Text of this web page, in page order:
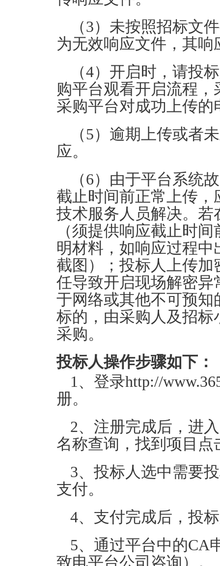
（3）未按照招标文
为无效响应文件，其响
（4）开启时，请投
购平台观看开启流程
采购平台对成功上传
（5）逾期上传或者
应。
（6）由于平台系统
截止时间前正常上传
技术服务人员解决。
（须提供响应截止时
明材料，如响应过程
截图）；投标人上传
任导致开启现场解密
于网络或其他不可预
标的，由采购人及招
采购。
投标人操作步骤如下：
1、登录http://
册。
2、注册完成后，进
名称查询，找到项目点
3、投标人选中需要
支付。
4、支付完成后，投
5、通过平台中的CA
致电平台公司咨询）。